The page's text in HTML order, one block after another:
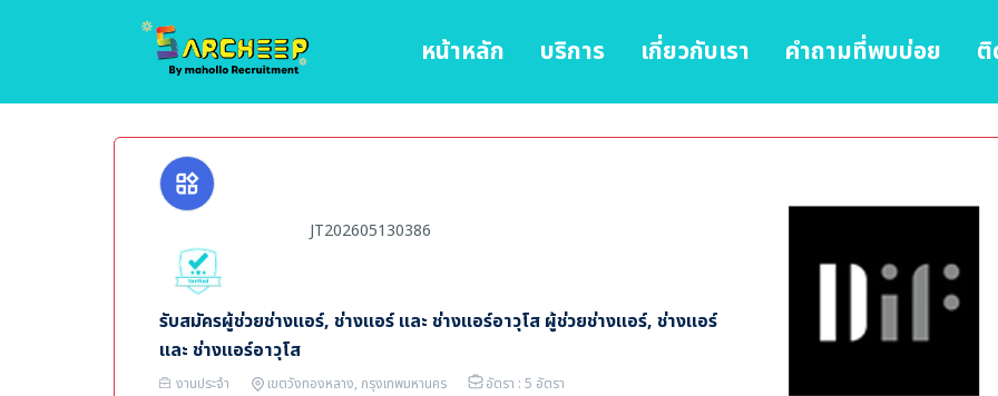
หน้าหลัก บริการ เกี่ยวกับเรา คำถามที่พบบ่อย ติ
JT202605130386
รับสมัครผู้ช่วยช่างแอร์, ช่างแอร์ และ ช่างแอร์อาวุโส ผู้ช่วยช่างแอร์, ช่างแอร์
และ ช่างแอร์อาวุโส
งานประจำ เขตวังทองหลาง, กรุงเทพมหานคร อัตรา : 5 อัตรา